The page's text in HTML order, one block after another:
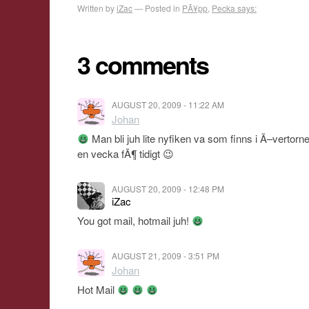
Written byiZac Posted in PÃ¥pp Pecka says:
3 comments
AUGUST 20, 2009 - 11:22 AM
Johan
Man bli juh lite nyfiken va som finns i
en vecka fÃ¶ tidigt 😉
AUGUST 20, 2009 - 12:48 PM
iZac
You got mail, hotmail juh!
AUGUST 21, 2009 - 3:51 PM
Johan
Hot Mail